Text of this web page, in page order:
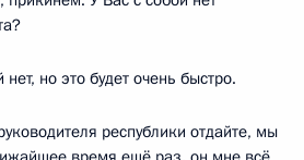
нет, но это будет очень быстро.
республики отдайте, мы